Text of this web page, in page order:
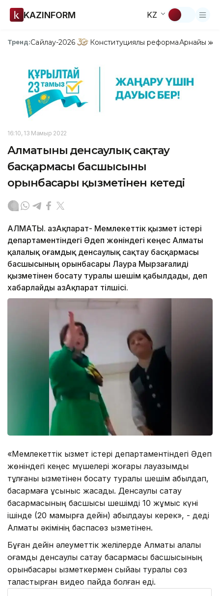
KAZINFORM KZ
Тренд:Сайлау-2026 Конституциялық реформаАрнайы
16:10, 13 Мамыр 2022
Алматының денсаулық сақтау
басқармасы басшысының
орынбасары қызметінен кетеді
АЛМАТЫ. ҚазАқпарат- Мемлекеттік қызмет істері
департаментіндегі Әдеп жөніндегі кеңес Алматы
қалалық Қоғамдық денсаулық сақтау басқармасы
басшысының орынбасары Лаура Мырзағалиді
қызметінен босату туралы шешім қабылдады, деп
хабарлайды ҚазАқпарат тілшісі.
«Мемлекеттік қызмет істері департаментіндегі Әдеп
жөніндегі кеңес мүшелері жоғары лауазымды
тұлғаны қызметінен босату туралы шешім қабылдап,
басқармаға ұсыныс жасады. Денсаулық сақтау
басқармасының басшысы шешімді 10 жұмыс күні
ішінде (20 мамырға дейін) қабылдауы керек», - деді
Алматы әкімінің баспасөз қызметінен.
Бұған дейін әлеуметтік желілерде Алматы қалалық
қоғамдық денсаулық сақтау басқармасы басшысының
орынбасары қызметкермен сыйақы туралы сөз
таластырған видео пайда болған еді.